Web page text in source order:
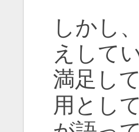
しかし
えして
満足し
用とし